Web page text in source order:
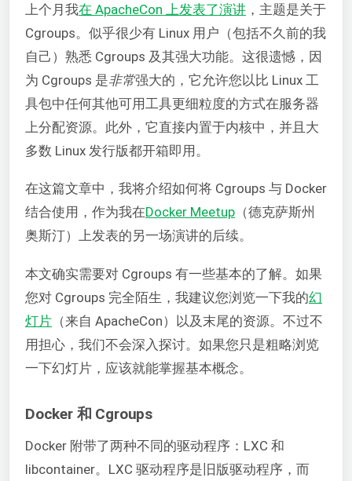
上个月我在 ApacheCon 上发表了演讲 ，主题是关于
Cgroups。似乎很少有 Linux 用户（包括不久前的我
自己）熟悉 Cgroups 及其强大功能。这很遗憾，因
为 Cgroups 是非常强大的，它允许您以比 Linux 工
具包中任何其他可用工具更细粒度的方式在服务器
上分配资源。此外，它直接内置于内核中，并且大
多数 Linux 发行版都开箱即用。
在这篇文章中，我将介绍如何将 Cgroups 与 Docker
结合使用，作为我在Docker Meetup （德克萨斯州
奥斯汀）上发表的另一场演讲的后续。
本文确实需要对 Cgroups 有一些基本的了解。如果
您对 Cgroups 完全陌生，我建议您浏览一下我的幻
灯片 （来自 ApacheCon）以及末尾的资源。不过不
用担心，我们不会深入探讨。如果您只是粗略浏览
一下幻灯片，应该就能掌握基本概念。
Docker 和 Cgroups
Docker 附带了两种不同的驱动程序：LXC 和
libcontainer。LXC 驱动程序是旧版驱动程序，而